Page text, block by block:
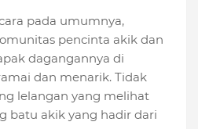
pada umumnya,
pencinta akik dan
dagangannya di
dan menarik. Tidak
lelangan yang melihat
batu akik yang hadir dari